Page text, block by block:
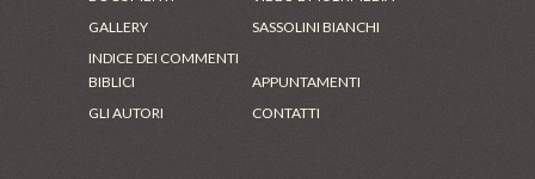
GALLERY
SASSOLINI BIANCHI
INDICE DEI COMMENTI
BIBLICI
APPUNTAMENTI
GLI AUTORI
CONTATTI